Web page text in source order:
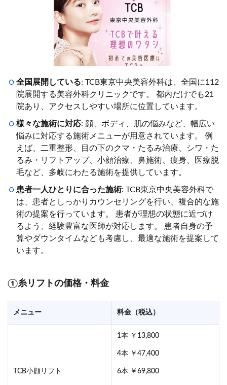
全国展開している: TCB東京中央美容外科は、全国に112
院展開する美容外科クリニックです。 都内だけでも21
院あり、アクセスしやすい場所に位置しています。
様々な施術に対応: 顔、ボディ、肌の悩みなど、幅広い
悩みに対応する施術メニューが用意されています。 例
えば、二重整形、目の下のクマ・たるみ治療、シワ・た
るみ・リフトアップ、小顔治療、鼻施術、痩身、医療脱
毛など、多岐にわたる施術を提供しています。
患者一人ひとりに合った施術: TCB東京中央美容外科で
は、患者としっかりカウンセリングを行い、複合的な施
術の提案を行っています。 患者が理想の状態に近づけ
るよう、経験豊富な医師が対応します。 患者自身の予
算やダウンタイムなども考慮し、最適な施術を提案して
います。
①糸リフトの価格・料金
メニュー 料金（税込）
TCB小顔リフト
1本 ￥13,800
4本 ￥47,400
6本 ￥69,800